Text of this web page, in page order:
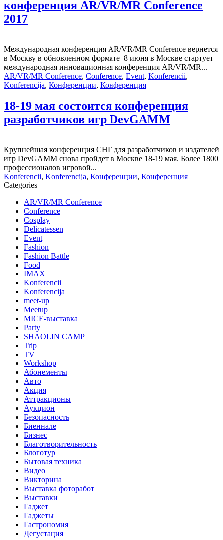
конференция AR/VR/MR Conference
2017
Международная конференция AR/VR/MR Conference вернется
в Москву в обновленном формате 8 июня в Москве стартует
международная инновационная конференция AR/VR/MR...
AR/VR/MR Conference, Conference, Event, Konferencii,
Konferencija, Конференции, Конференция
18-19 мая состоится конференция
разработчиков игр DevGAMM
Крупнейшая конференция СНГ для разработчиков и издателей
игр DevGAMM снова пройдет в Москве 18-19 мая. Более 1800
профессионалов игровой...
Konferencii, Konferencija, Конференции, Конференция
Categories
AR/VR/MR Conference
Conference
Cosplay
Delicatessen
Event
Fashion
Fashion Battle
Food
IMAX
Konferencii
Konferencija
meet-up
Meetup
MICE-выставка
Party
SHAOLIN CAMP
Trip
TV
Workshop
Абонементы
Авто
Акция
Аттракционы
Аукцион
Безопасность
Биеннале
Бизнес
Благотворительность
Блоготур
Бытовая техника
Видео
Викторина
Выставка фоторабот
Выставки
Гаджет
Гаджеты
Гастрономия
Дегустация